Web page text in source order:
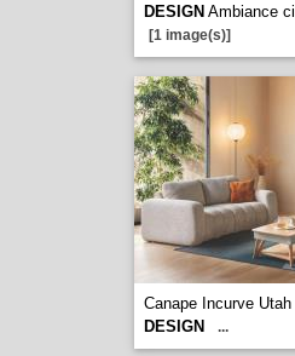
DESIGN Ambiance
[1 image(s)]
Canape Incurve Utah
DESIGN
...